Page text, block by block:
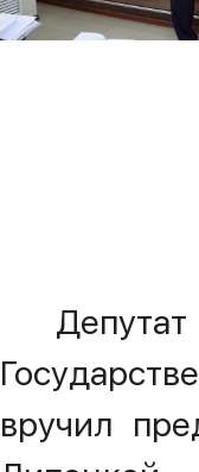
Депутат
вручил